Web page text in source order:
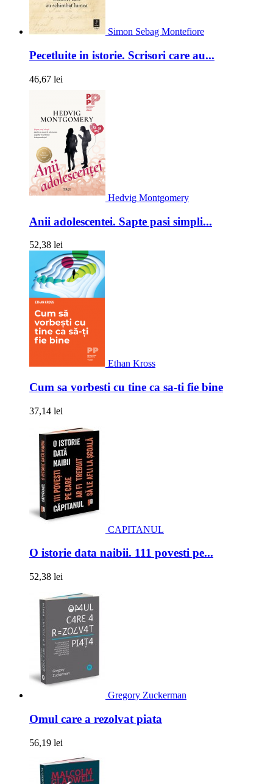
Simon Sebag Montefiore
Pecetluite in istorie. Scrisori care au...
46,67 lei
Hedvig Montgomery
Anii adolescentei. Sapte pasi simpli...
52,38 lei
Ethan Kross
Cum sa vorbesti cu tine ca sa-ti fie bine
37,14 lei
CAPITANUL
O istorie data naibii. 111 povesti pe...
52,38 lei
Gregory Zuckerman
Omul care a rezolvat piata
56,19 lei